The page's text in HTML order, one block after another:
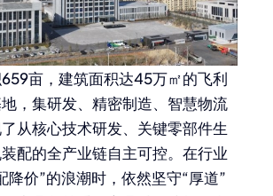
亩，建筑面积达45万㎡的飞利
，集研发、精密制造、智慧物流
从核心技术研发、关键零部件生
配的全产业链自主可控。在行业
降价”的浪潮时，依然坚守“厚道”